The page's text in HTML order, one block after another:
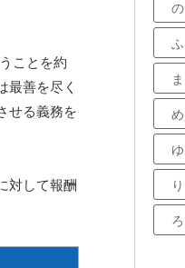
ことを約
最善を尽く
せる義務を
対して報酬
の
ふ
ま
め
ゆ
り
ろ